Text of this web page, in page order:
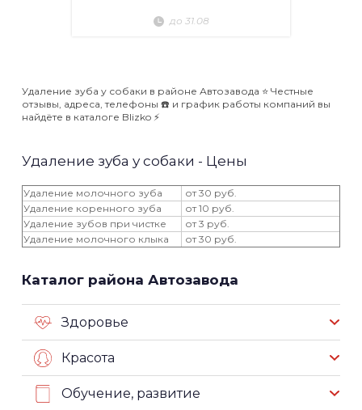
до 31.08
Удаление зуба у собаки в районе Автозавода ⭐️ Честные
отзывы, адреса, телефоны ☎️ и график работы компаний вы
найдёте в каталоге Blizko ⚡️
Удаление зуба у собаки - Цены
Удаление молочного зуба
от 30 руб.
Удаление коренного зуба
от 10 руб.
Удаление зубов при чистке
от 3 руб.
Удаление молочного клыка
от 30 руб.
Каталог района Автозавода
Здоровье
Красота
Обучение, развитие